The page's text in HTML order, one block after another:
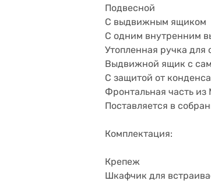
Подвесной
С выдвижным ящиком
С одним внутренним
Утопленная ручка для
Выдвижной ящик с
С защитой от
Фронтальная часть
Поставляется в
Комплектация:
Крепеж
Шкафчик для